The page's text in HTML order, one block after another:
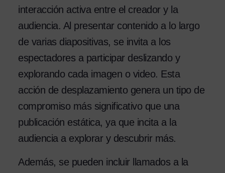
interacción activa entre el creador y la
audiencia. Al presentar contenido a lo largo
de varias diapositivas, se invita a los
espectadores a participar deslizando y
explorando cada imagen o video. Esta
acción de desplazamiento genera un tipo de
compromiso más significativo que una
publicación estática, ya que incita a la
audiencia a explorar y descubrir más.
Además, se pueden incluir llamados a la